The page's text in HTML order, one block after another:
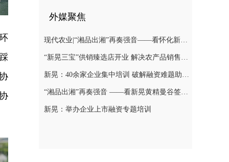
外媒聚焦
现代农业|“湘品出湘”再奏强音——看怀化新晃黄精曼谷签单背后的“强链密码”
“新晃三宝”供销臻选店开业 解决农产品销售难题
新晃：40余家企业集中培训 破解融资难题助力发展
“湘品出湘”再奏强音 ——看新晃黄精曼谷签单背后的“强链密码”
新晃：举办企业上市融资专题培训